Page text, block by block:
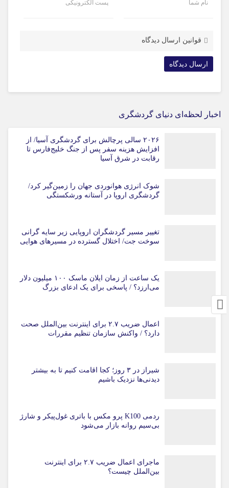
نام شما پست الکترونیکی
قوانین ارسال دیدگاه
اخبار لحظه‌ای دنیای گردشگری
۲۰۲۶ سالی پرچالش برای گردشگری آسیا/ از
افزایش هزینه سفر پس از جنگ خلیج‌فارس تا
رقابت در شرق آسیا
شوک انرژی هوانوردی جهان را زمین‌گیر کرد/
گردشگری اروپا در آستانه ورشکستگی
تغییر مسیر گردشگران اروپایی زیر سایه گرانی
سوخت جت/ اختلال گسترده در مسیرهای هوایی
یک ساعت از زمان ایلان ماسک ۱۰۰ میلیون دلار
می‌ارزد؟ / پاسخی برای یک ادعای بزرگ
اعمال ضریب ۲.۷ برای اینترنت بین‌الملل صحت
دارد؟ / واکنش سازمان تنظیم مقررات
شیراز در ۳ روز؛ کجا اقامت کنیم تا به بیشتر
دیدنی‌ها نزدیک باشیم
ردمی K100 پرو مکس با باتری غول‌پیکر و شارژ
بی‌سیم روانه بازار می‌شود
ماجرای اعمال ضریب ۲.۷ برای اینترنت
بین‌الملل چیست؟